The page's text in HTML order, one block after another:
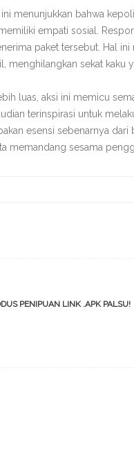
menunjukkan bahwa
empati sosial.
paket tersebut. Hal
menghilangkan sekat kaku
luas, aksi ini memicu
terinspirasi untuk
esensi sebenarnya
memandang sesama
PENIPUAN LINK .APK PALSU!